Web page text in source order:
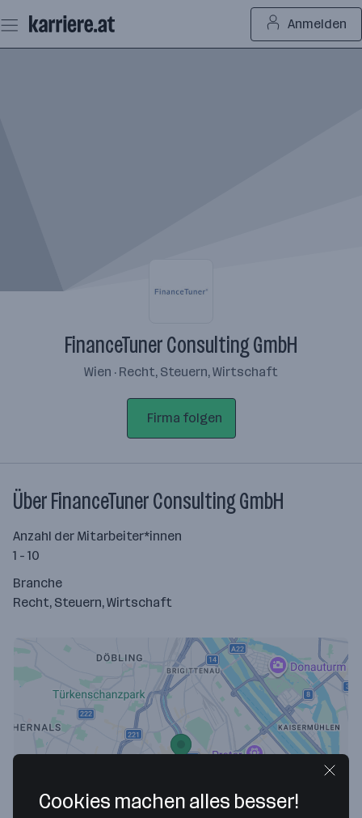
Seiteninhalt
springen
Anmelden
FinanceTuner Consulting GmbH
Wien · Recht, Steuern, Wirtschaft
Firma folgen
Über FinanceTuner Consulting GmbH
Anzahl der Mitarbeiter*innen
1 - 10
Branche
Recht, Steuern, Wirtschaft
Map data ©2026 Google
Cookies machen alles besser!